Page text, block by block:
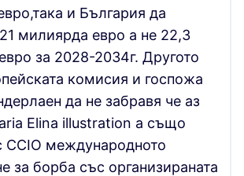
и България да
милиярда евро а не 22,3
за 2028-2034г. Другото
комисия и госпожа
да не забравя че аз
Elina illustration а също
CCIO международното
за борба със организираната